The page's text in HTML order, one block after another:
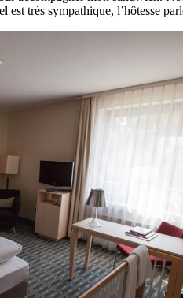
est très sympathique, l’hôtesse